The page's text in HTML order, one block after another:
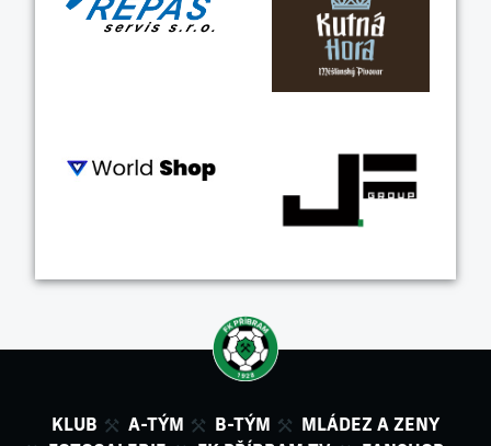
KLUB A-TÝM B-TÝM
MLÁDEZ A ZENY